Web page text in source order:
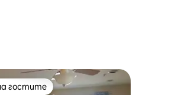
гостите
гостите